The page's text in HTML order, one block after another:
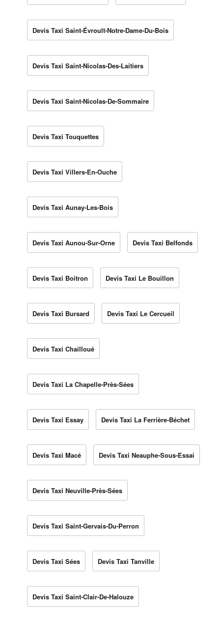
Devis Taxi Saint-Évroult-Notre-Dame-Du-Bois
Devis Taxi Saint-Nicolas-Des-Laitiers
Devis Taxi Saint-Nicolas-De-Sommaire
Devis Taxi Touquettes
Devis Taxi Villers-En-Ouche
Devis Taxi Aunay-Les-Bois
Devis Taxi Aunou-Sur-Orne Devis Taxi Belfonds
Devis Taxi Boitron Devis Taxi Le Bouillon
Devis Taxi Bursard Devis Taxi Le Cercueil
Devis Taxi Chailloué
Devis Taxi La Chapelle-Près-Sées
Devis Taxi Essay Devis Taxi La Ferrière-Béchet
Devis Taxi Macé Devis Taxi Neauphe-Sous-Essai
Devis Taxi Neuville-Près-Sées
Devis Taxi Saint-Gervais-Du-Perron
Devis Taxi Sées Devis Taxi Tanville
Devis Taxi Saint-Clair-De-Halouze